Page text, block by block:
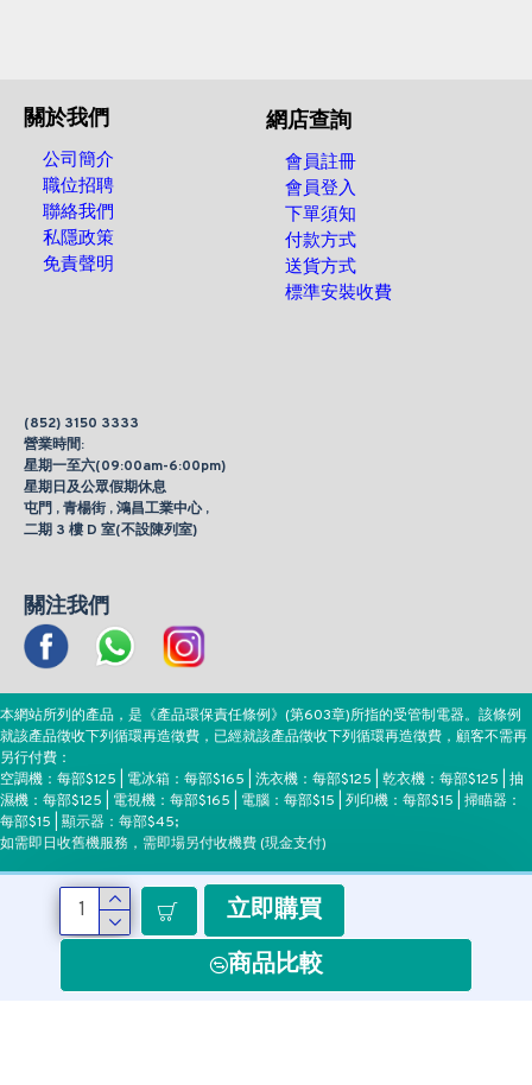
立即購買
商品比較
關於我們
公司簡介
職位招聘
聯絡我們
私隱政策
免責聲明
網店查詢
會員註冊
會員登入
下單須知
付款方式
送貨方式
標準安裝收費
(852) 3150 3333
營業時間:
星期一至六(09:00am-6:00pm)
星期日及公眾假期休息
屯門 , 青楊街 , 鴻昌工業中心 ,
二期 3 樓 D 室(不設陳列室)
關注我們
本網站所列的產品，是《產品環保責任條例》(第603章)所指的受管制電器。該條例
就該產品徵收下列循環再造徵費，已經就該產品徵收下列循環再造徵費，顧客不需再
另行付費：
空調機：每部$125 | 電冰箱：每部$165 | 洗衣機：每部$125 | 乾衣機：每部$125 | 抽
濕機：每部$125 | 電視機：每部$165 | 電腦：每部$15 | 列印機：每部$15 | 掃瞄器：
每部$15 | 顯示器：每部$45;
如需即日收舊機服務，需即場另付收機費 (現金支付)